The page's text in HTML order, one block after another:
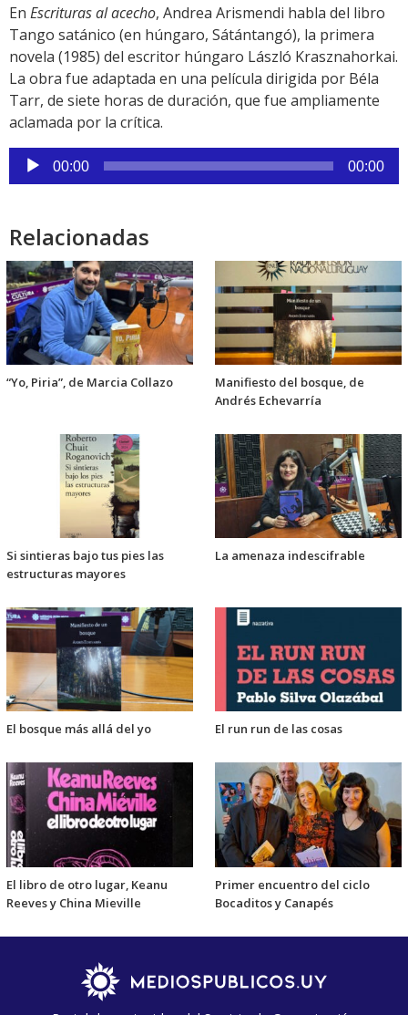
Link
En Escrituras al acecho, Andrea Arismendi habla del libro
Tango satánico (en húngaro, Sátántangó), la primera
novela (1985) del escritor húngaro László Krasznahorkai.
La obra fue adaptada en una película dirigida por Béla
Tarr, de siete horas de duración, que fue ampliamente
aclamada por la crítica.
Reproductor
de
00:00 00:00
Relacionadas
“Yo, Piria”, de Marcia Collazo
Manifiesto del bosque, de
Andrés Echevarría
Si sintieras bajo tus pies las
estructuras mayores
La amenaza indescifrable
El bosque más allá del yo El run run de las cosas
El libro de otro lugar, Keanu
Reeves y China Mieville
Primer encuentro del ciclo
Bocaditos y Canapés